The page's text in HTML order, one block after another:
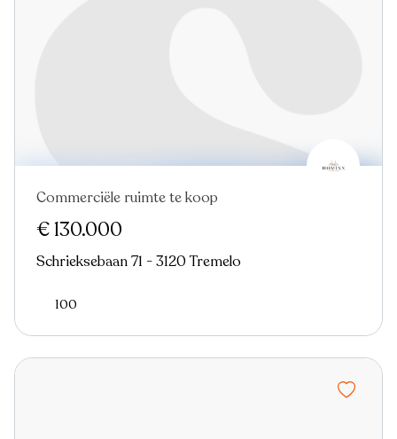
Nieuw
Commerciële ruimte te koop
€ 130.000
Schrieksebaan 71 - 3120 Tremelo
100